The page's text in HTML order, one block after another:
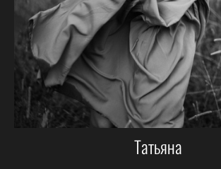
Татьяна